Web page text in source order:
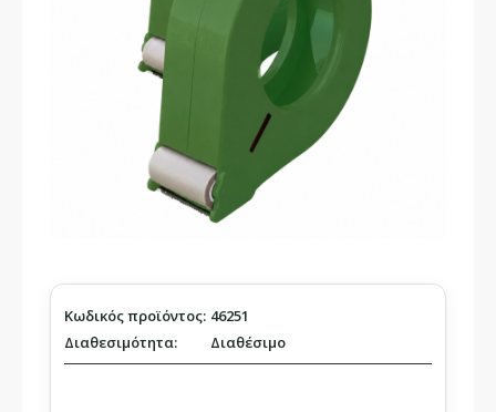
Κωδικός προϊόντος: 46251
Διαθεσιμότητα:
Διαθέσιμο